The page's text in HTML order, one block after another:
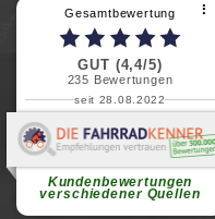
Gesamtbewertung ⠇
GUT (4,4/5)
235 Bewertungen
seit 28.08.2022
Kundenbewertungen
verschiedener Quellen
Elvira B.
Superschnelle und freundliche
weiterlesen